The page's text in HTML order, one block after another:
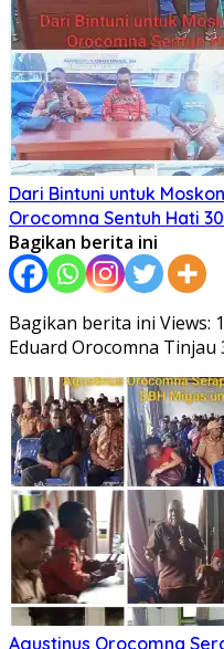
Dari Bintuni untuk
Orocomna Sentuh Hati
Bagikan berita ini
Bagikan berita ini Views:
Eduard Orocomna
Agustinus Orocomna